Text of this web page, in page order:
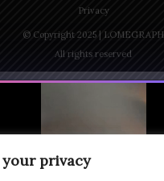
your privacy
Privacy
© Copyright 2025 | LOMEGRAPH
All rights reserved